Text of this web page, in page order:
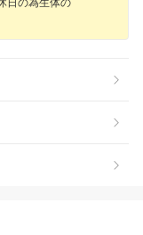
日の為生体の